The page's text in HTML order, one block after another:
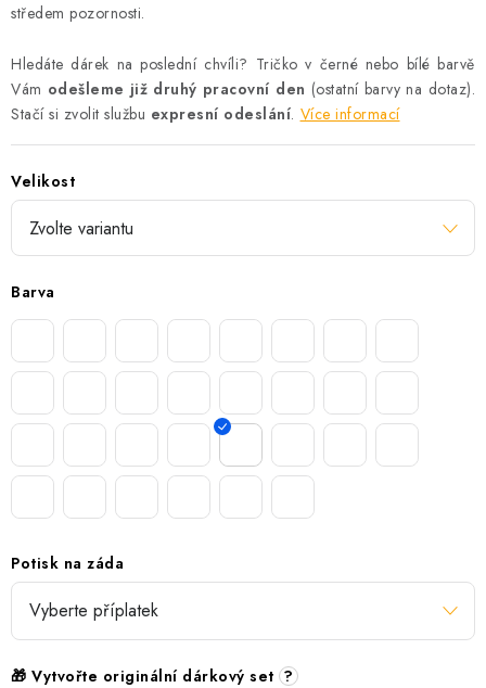
středem pozornosti.
Hledáte dárek na poslední chvíli? Tričko v černé nebo bílé barvě
Vám odešleme již druhý pracovní den (ostatní barvy na dotaz).
Stačí si zvolit službu expresní odeslání. Více informací
Velikost
Barva
Potisk na záda
🎁 Vytvořte originální dárkový set ?